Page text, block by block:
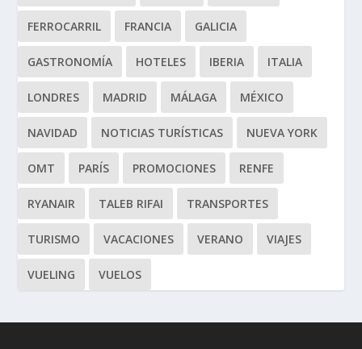
FERROCARRIL FRANCIA GALICIA
GASTRONOMÍA HOTELES IBERIA ITALIA
LONDRES MADRID MÁLAGA MÉXICO
NAVIDAD NOTICIAS TURÍSTICAS NUEVA YORK
OMT PARÍS PROMOCIONES RENFE
RYANAIR TALEB RIFAI TRANSPORTES
TURISMO VACACIONES VERANO VIAJES
VUELING VUELOS